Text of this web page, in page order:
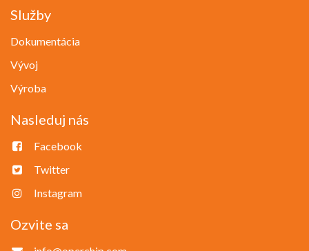
Služby
Dokumentácia
Vývoj
Výroba
Nasleduj nás
Facebook
Twitter
Instagram
Ozvite sa